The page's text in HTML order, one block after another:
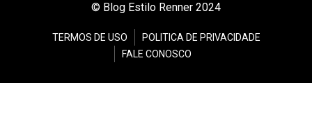
© Blog Estilo Renner 2024
TERMOS DE USO
POLITICA DE PRIVACIDADE
FALE CONOSCO